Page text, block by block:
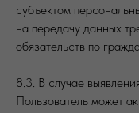
субъектом
на передачу данных
обязательств по
8.3. В случае
Пользователь может